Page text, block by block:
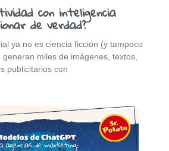
con inteligencia
de verdad?
ya no es ciencia ficción (y tampoco
miles de imágenes, textos,
publicitarios con